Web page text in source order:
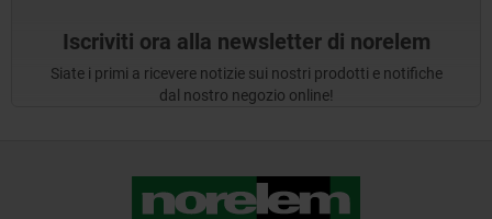
Iscriviti ora alla newsletter di norelem
Siate i primi a ricevere notizie sui nostri prodotti e notifiche
dal nostro negozio online!